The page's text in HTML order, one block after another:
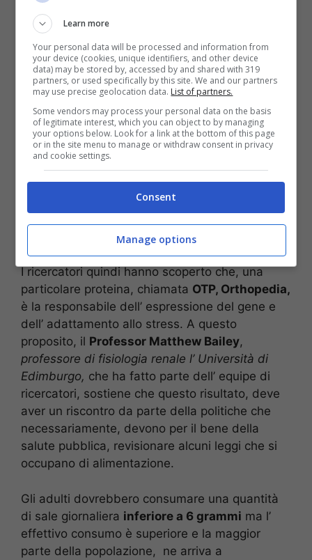
Tutti sappiamo già da tempo cheil sale va
dosato bene perché assunto in eccesso
provoca danni al cuore ed al sistema
vascolare non di meno ai reni; quello che non
si conosceva ancora è che i livelli alti di sale,
vanno ad incrementare l’ attività dei geni che
producono le proteine nel cervello e che sono
organismo sotto stress.
I ricercatori quindi hanno scoperto che, una
particolare proteina, chiamata OTP, Orthopedia,
è la responsabile dell’ espressione del gene e
dell’ adattamento allo stress. A questo
proposito, il Professor Matthew Bailey,
professore di fisiologia renale l’ Università di
Edimburgo, che ha fatto parte dell’ equipe di
ricercatori, sostiene che questo risultato, deve
aver un riscontro da parte della politiche che
necessariamente, devono per il bene della
salute pubblica, revisionare alcuni leggi che si
occupano di alimentazione.
Gli adulti dovrebbero consumare una quantità
di sale giornaliera inferiore a 6 grammi ma l’
effettivo consumo è superiore e la maggior
parte della popolazione, ne arriva a
Learn more
Your personal data will be processed and information from
your device (cookies, unique identifiers, and other device
data) may be stored by, accessed by and shared with 319
partners, or used specifically by this site. We and our partners
may use precise geolocation data. List of partners.
Some vendors may process your personal data on the basis
of legitimate interest, which you can object to by managing
your options below. Look for a link at the bottom of this page
or in the site menu to manage or withdraw consent in privacy
and cookie settings.
Consent
Manage options